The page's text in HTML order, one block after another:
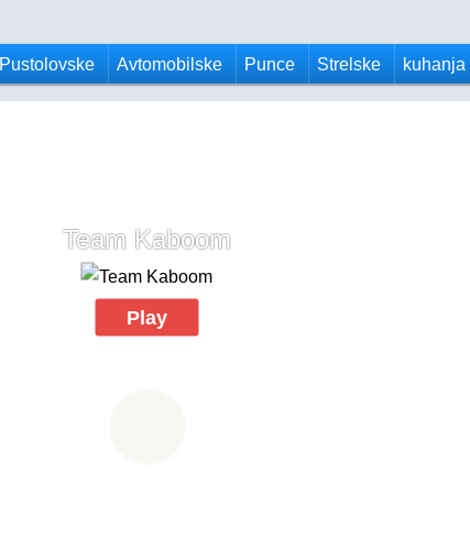
Pustolovske Avtomobilske Punce Strelske kuhanja
Team Kaboom
Play